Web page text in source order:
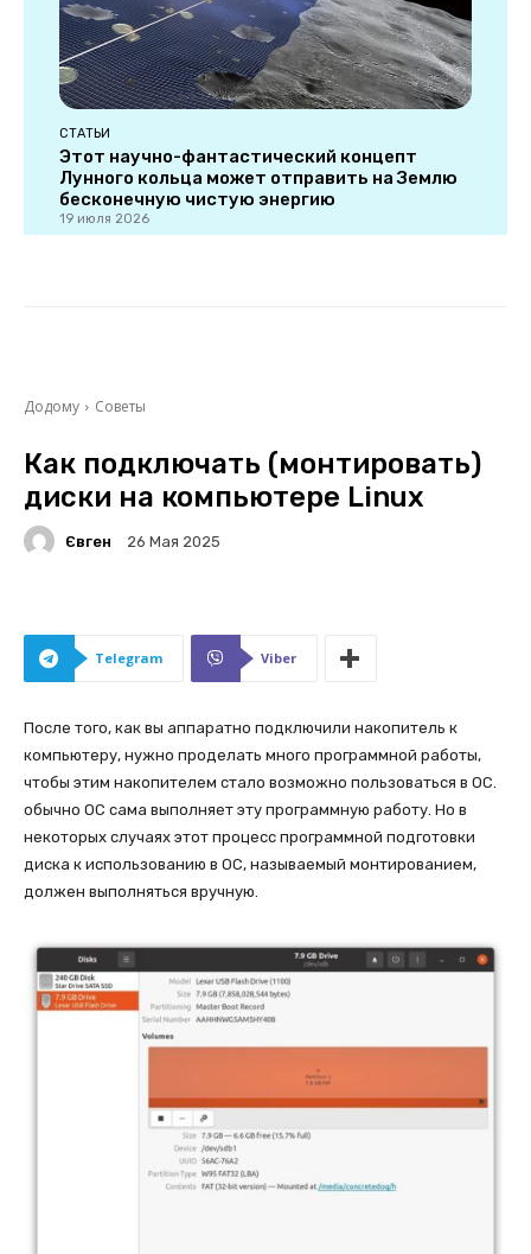
СТАТЬИ
Этот научно-фантастический концепт
Лунного кольца может отправить на Землю
бесконечную чистую энергию
19 июля 2026